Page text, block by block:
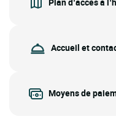
Accueil et
Moyens de